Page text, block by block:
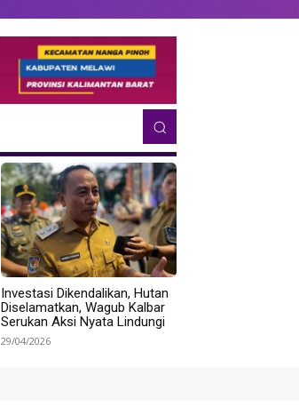
Investasi Dikendalikan, Hutan
Diselamatkan, Wagub Kalbar
Serukan Aksi Nyata Lindungi
29/04/2026